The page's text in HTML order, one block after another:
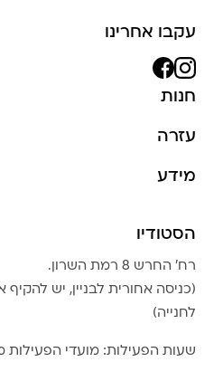
עקבו אחרינו
חנות
צמידים
בגדים
אביזרים
גברים
עזרה
צור קשר
מידע
שמירה על התכשיטים
הצהרת נגישות
טבלת מידות טבעות
Community Club
הסטודיו
רח׳ החרש 8 רמת השרון.
(כניסה אחורית לבניין, יש להקיף
לחנייה)
שעות הפעילות: מועדי